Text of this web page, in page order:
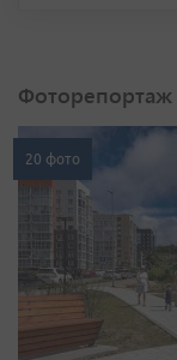
Фоторепортаж
20 фото